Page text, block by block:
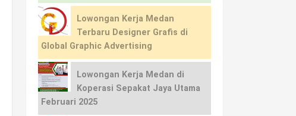
Lowongan Kerja Medan
Terbaru Designer Grafis di
Global Graphic Advertising
Lowongan Kerja Medan di
Koperasi Sepakat Jaya Utama
Februari 2025